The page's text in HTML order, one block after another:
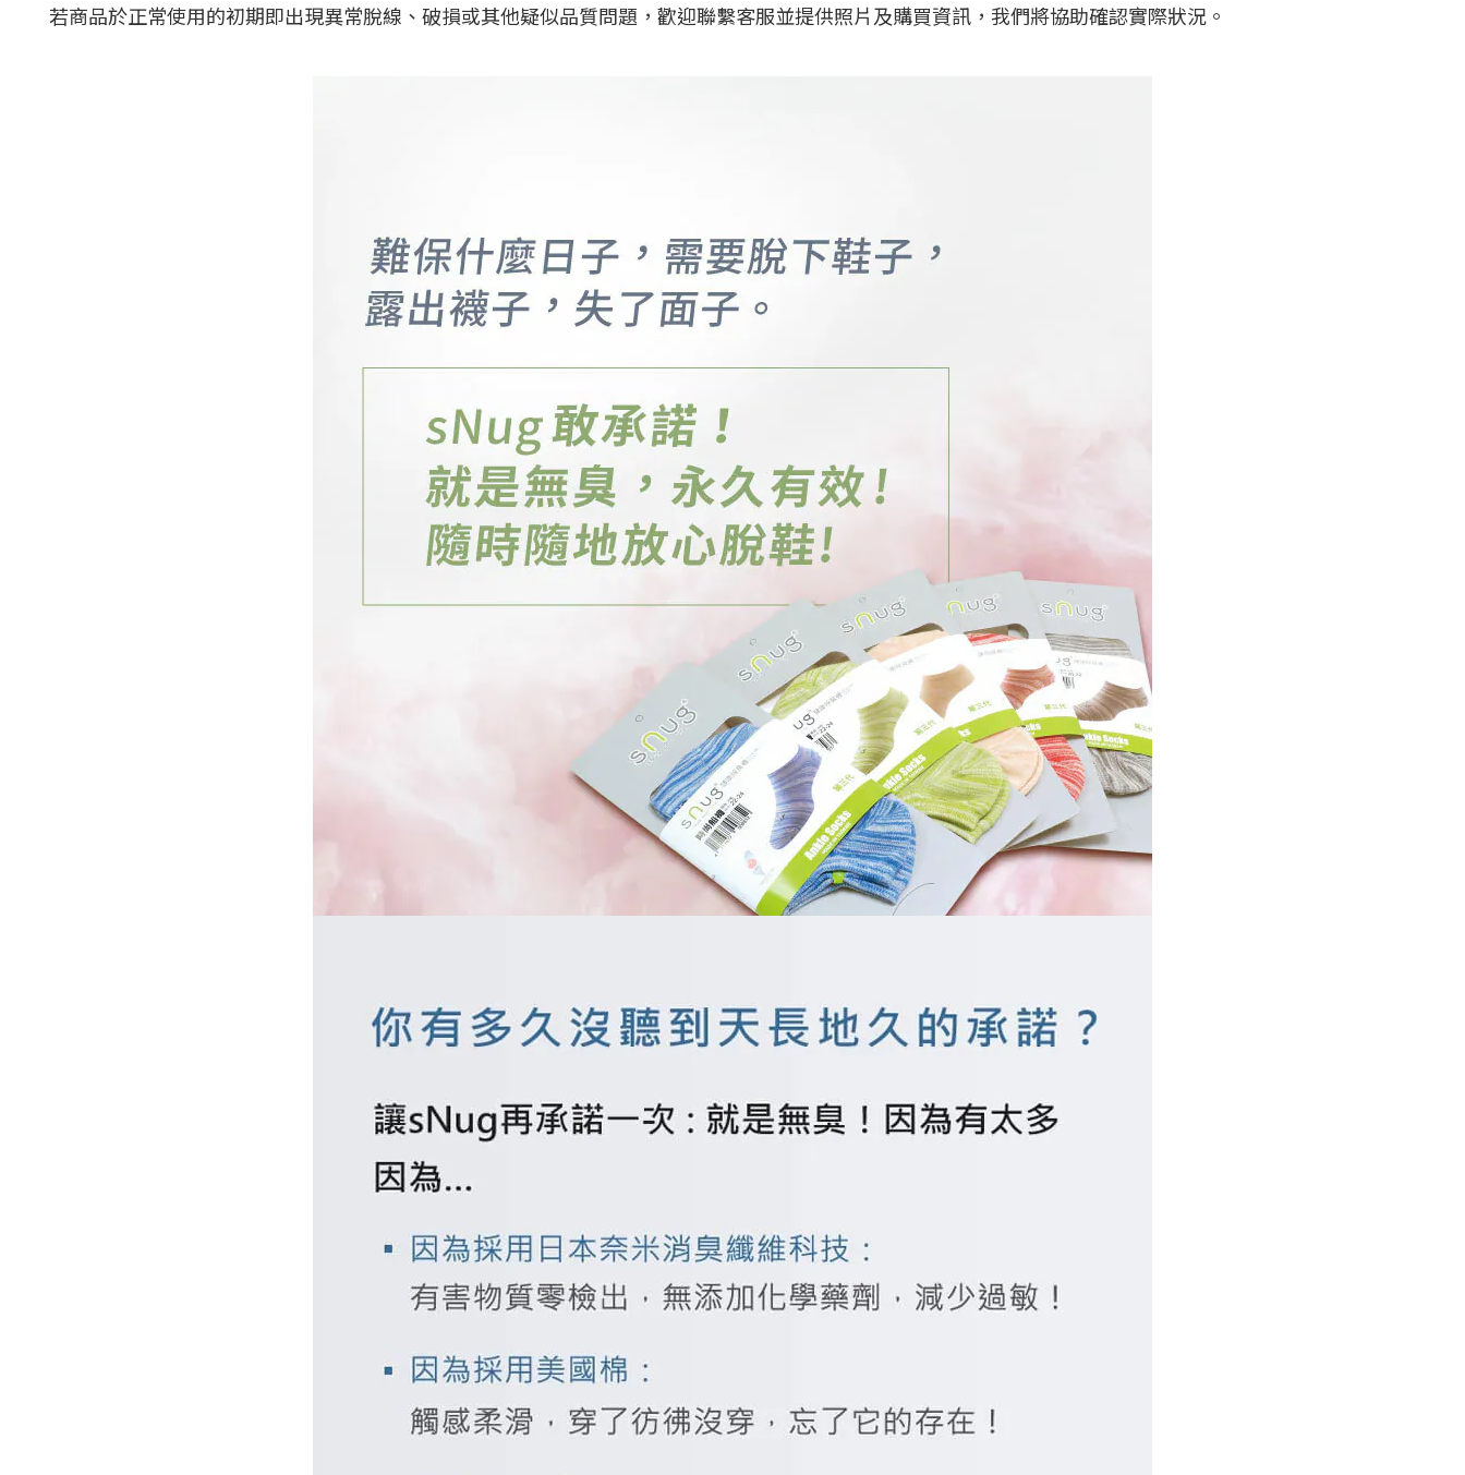
若商品於正常使用的初期即出現異常脫線、破損或其他疑似品質問題，歡迎聯繫客服並提供照片及購買資訊，我們將協助確認實際狀況。